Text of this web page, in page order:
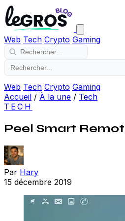
Web Tech Crypto Gaming
Web Tech Crypto Gaming
Accueil / À la une / Tech
TECH
Peel Smart
Par Hary
15 décembre 2019